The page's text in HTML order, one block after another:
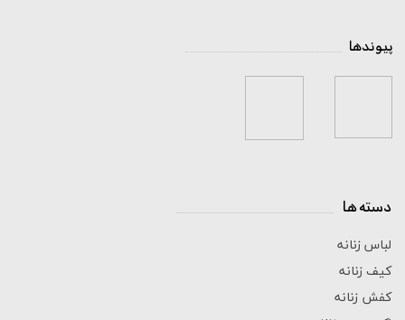
لباس زنانه
کیف زنانه
کفش زنانه
پیوندها
دسته ها